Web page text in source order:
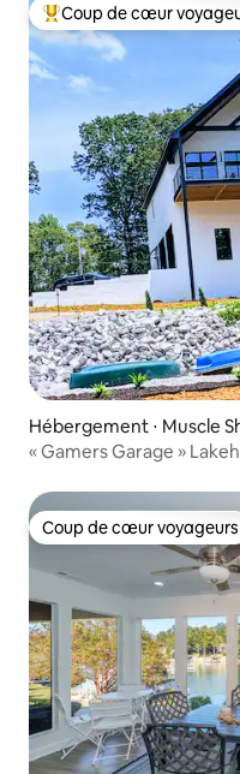
Coups de cœur
Coup de cœur
Hébergement ⋅ Muscle
« Gamers Garage »
Coup de cœur voyageurs
Coup de cœur voyageurs